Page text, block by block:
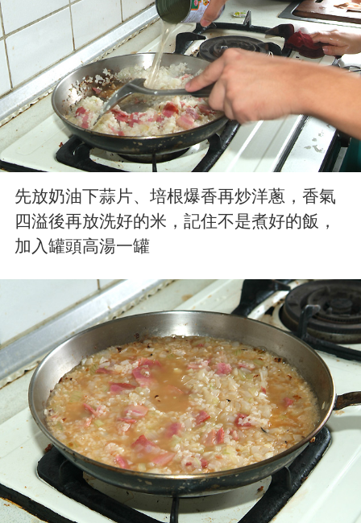
先放奶油下蒜片、培根爆香再炒洋蔥，香氣
四溢後再放洗好的米，記住不是煮好的飯，
加入罐頭高湯一罐